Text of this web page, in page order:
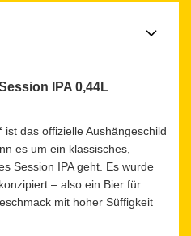
IPA 0,44L
ist das offizielle Aushängeschild
es um ein klassisches,
Session IPA geht. Es wurde
– also ein Bier für
mit hoher Süffigkeit